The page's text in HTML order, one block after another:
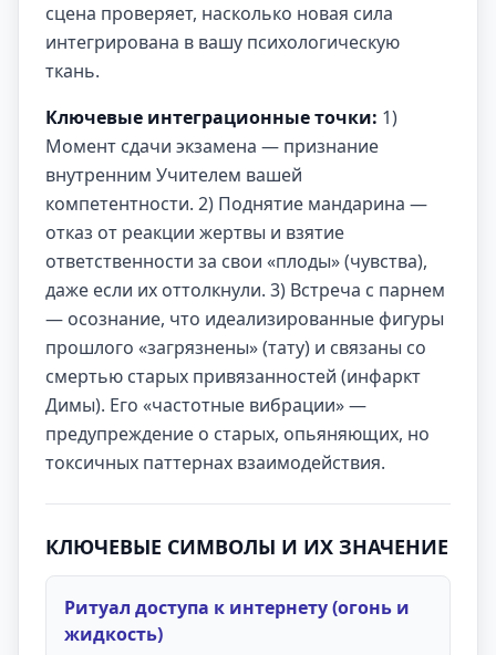
сцена проверяет, насколько новая сила
интегрирована в вашу психологическую
ткань.
Ключевые интеграционные точки: 1)
Момент сдачи экзамена — признание
внутренним Учителем вашей
компетентности. 2) Поднятие мандарина —
отказ от реакции жертвы и взятие
ответственности за свои «плоды» (чувства),
даже если их оттолкнули. 3) Встреча с парнем
— осознание, что идеализированные фигуры
прошлого «загрязнены» (тату) и связаны со
смертью старых привязанностей (инфаркт
Димы). Его «частотные вибрации» —
предупреждение о старых, опьяняющих, но
токсичных паттернах взаимодействия.
КЛЮЧЕВЫЕ СИМВОЛЫ И ИХ ЗНАЧЕНИЕ
Ритуал доступа к интернету (огонь и
жидкость)